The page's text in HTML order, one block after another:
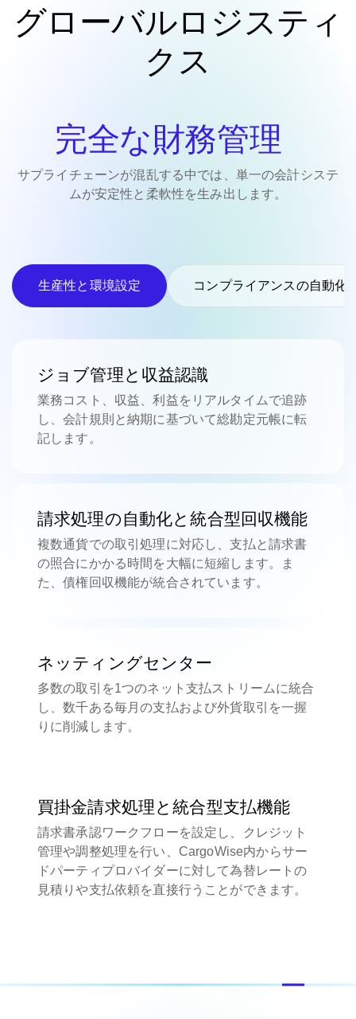
グローバルロジスティ
クス
完全な財務管理
サプライチェーンが混乱する中では、単一の会計システ
ムが安定性と柔軟性を生み出します。
生産性と環境設定 コンプライアンスの自動化
ジョブ管理と収益認識
業務コスト、収益、利益をリアルタイムで追跡
し、会計規則と納期に基づいて総勘定元帳に転
記します。
請求処理の自動化と統合型回収機能
複数通貨での取引処理に対応し、支払と請求書
の照合にかかる時間を大幅に短縮します。ま
た、債権回収機能が統合されています。
ネッティングセンター
多数の取引を1つのネット支払ストリームに統合
し、数千ある毎月の支払および外貨取引を一握
りに削減します。
買掛金請求処理と統合型支払機能
請求書承認ワークフローを設定し、クレジット
管理や調整処理を行い、CargoWise内からサー
ドパーティプロバイダーに対して為替レートの
見積りや支払依頼を直接行うことができます。